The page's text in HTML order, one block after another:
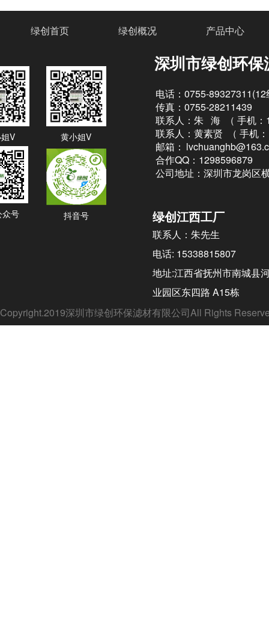
V
众号
深圳市绿创环
电话：0755-89327311(12
传真：0755-28211439
联系人：朱 海 （ 手机
联系人：黄素贤 （ 手机
邮箱：
合作QQ：1298596879
公司地址：深圳市龙岗区
绿创首页 绿创概况 产品中心
黄小姐V
绿创江西工厂
联系人：朱先生
电话: 15338815807
地址:江西省抚州市南城县
业园区东四路 A15栋
抖音号
Copyright.2019深圳市绿创环保滤材有限公司All Rights